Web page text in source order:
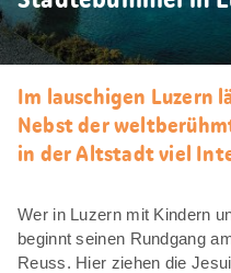
Im lauschigen Luzern
Nebst der
in der Altstadt viel
Wer in Luzern mit Kindern
beginnt seinen Rundgang
Reuss. Hier ziehen die